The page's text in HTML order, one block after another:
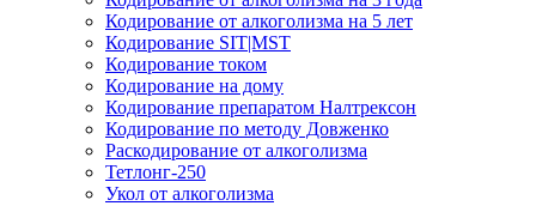
Кодирование от алкоголизма на 5 лет
Кодирование SIT|MST
Кодирование током
Кодирование на дому
Кодирование препаратом Налтрексон
Кодирование по методу Довженко
Раскодирование от алкоголизма
Тетлонг-250
Укол от алкоголизма